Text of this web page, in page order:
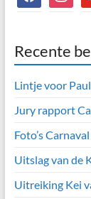
Recente
Lintje voor
Jury rapport
Foto’s
Uitslag van de
Uitreiking Kei